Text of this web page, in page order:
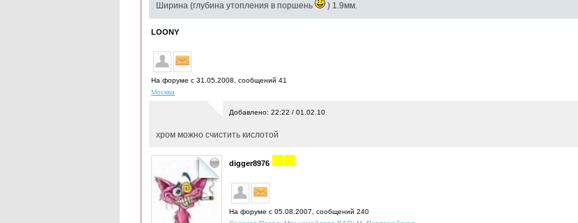
Ширина (глубина утопления в поршень
) 1.9мм.
LOONY
На форуме с 31.05.2008, cообщений 41
Москва
Добавлено: 22:22 / 01.02.10
хром можно счистить кислотой
digger8976
На форуме с 05.08.2007, cообщений 240